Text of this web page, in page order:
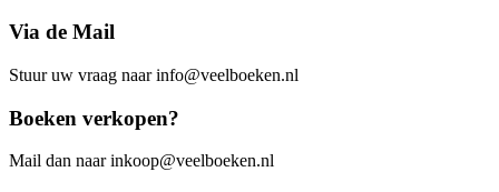
Via de Mail
Stuur uw vraag naar info@veelboeken.nl
Boeken verkopen?
Mail dan naar inkoop@veelboeken.nl